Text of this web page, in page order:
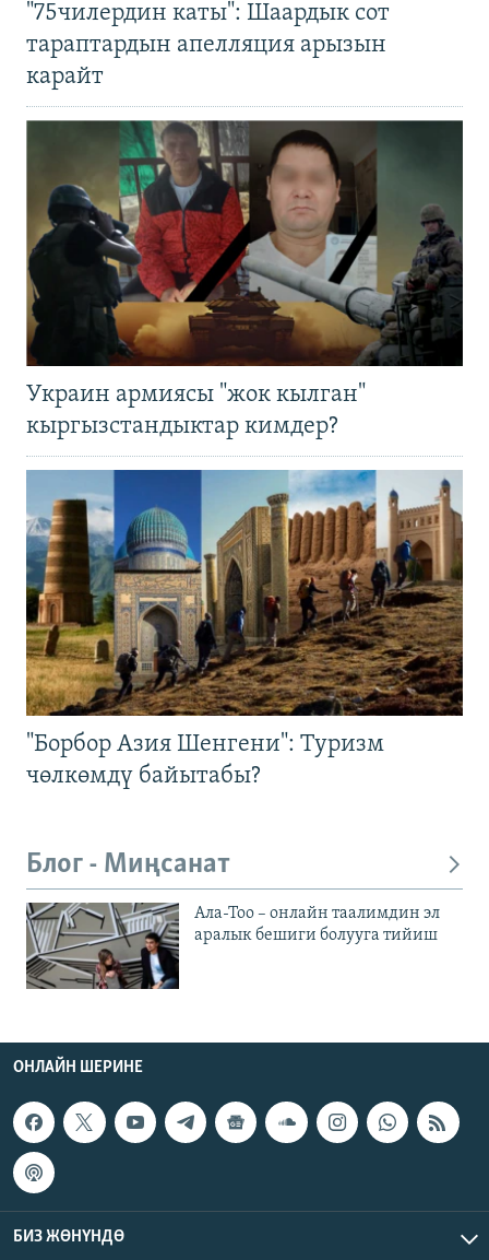
"75чилердин каты": Шаардык сот
тараптардын апелляция арызын
карайт
Украин армиясы "жок кылган"
кыргызстандыктар кимдер?
"Борбор Азия Шенгени": Туризм
чөлкөмдү байытабы?
Блог - Миңсанат
Ала-Тоо – онлайн таалимдин эл
аралык бешиги болууга тийиш
ОНЛАЙН ШЕРИНЕ
БИЗ ЖӨНҮНДӨ